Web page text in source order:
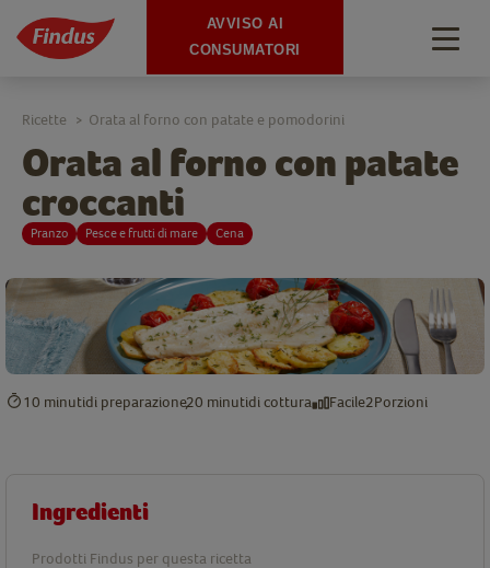
Orata al forno con patate
croccanti
Pranzo Pesce e frutti di mare Cena
Ricette > Orata al forno con patate e pomodorini
10 minutidi preparazione20 minutidi cottura Facile2Porzioni
Ingredienti
Prodotti Findus per questa ricetta
AVVISO AI
CONSUMATORI